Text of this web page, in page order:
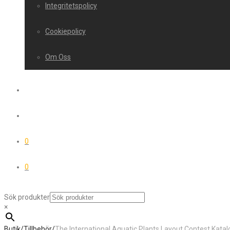
Integritetspolicy
Cookiepolicy
Om Oss
0
0
Sök produkter
×